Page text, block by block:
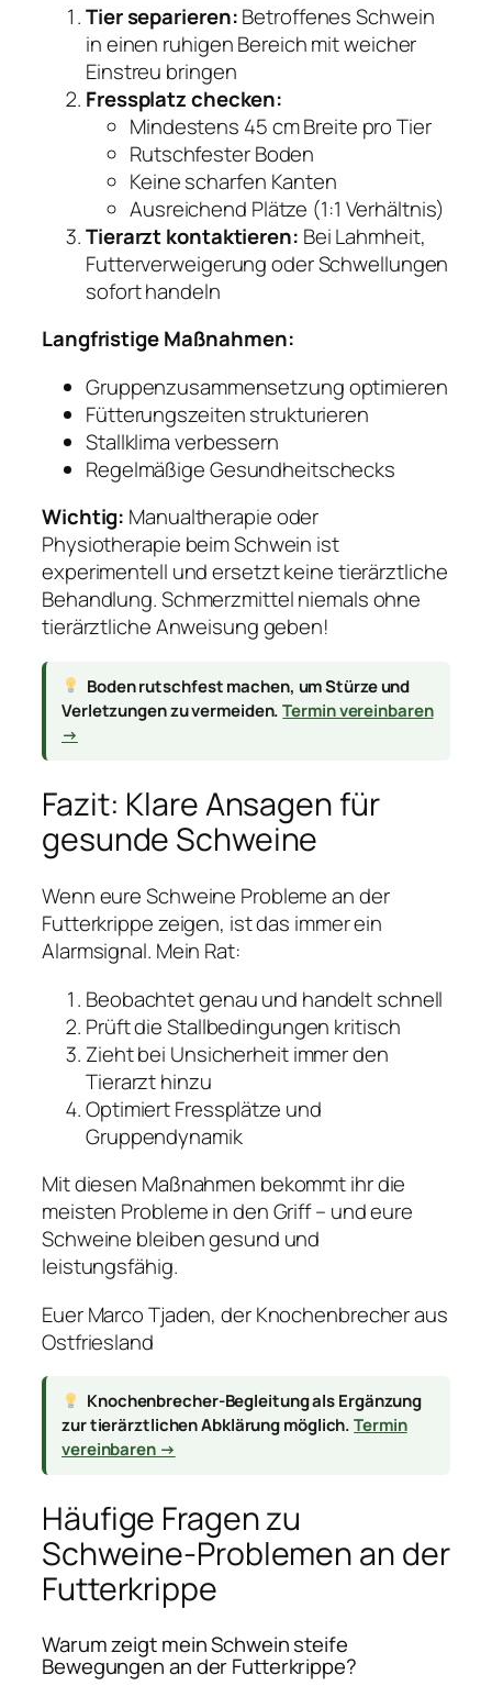
Tier separieren:Betroffenes Schwein
in einen ruhigen Bereich mit weicher
Einstreu bringen
Fressplatz checken:
Mindestens 45 cm Breite pro Tier
Rutschfester Boden
Keine scharfen Kanten
Ausreichend Plätze (1:1 Verhältnis)
Tierarzt kontaktieren: Bei Lahmheit,
Futterverweigerung oder Schwellungen
sofort handeln
Langfristige Maßnahmen:
Gruppenzusammensetzung optimieren
Fütterungszeiten strukturieren
Stallklima verbessern
Regelmäßige Gesundheitschecks
Wichtig: Manualtherapie oder
Physiotherapie beim Schwein ist
experimentell und ersetzt keine tierärztliche
Behandlung. Schmerzmittel niemals ohne
tierärztliche Anweisung geben!
Boden rutschfest machen, um Stürze und
Verletzungen zu vermeiden. Termin vereinbaren
→
Fazit: Klare Ansagen für
gesunde Schweine
Wenn eure Schweine Probleme an der
Futterkrippe zeigen, ist das immer ein
Alarmsignal. Mein Rat:
Beobachtet genau und handelt schnell
Prüft die Stallbedingungen kritisch
Zieht bei Unsicherheit immer den
Tierarzt hinzu
Optimiert Fressplätze und
Gruppendynamik
Mit diesen Maßnahmen bekommt ihr die
meisten Probleme in den Griff – und eure
Schweine bleiben gesund und
leistungsfähig.
Euer Marco Tjaden, der Knochenbrecher aus
Ostfriesland
Knochenbrecher-Begleitung als Ergänzung
zur tierärztlichen Abklärung möglich. Termin
vereinbaren →
Häufige Fragen zu
Schweine-Problemen an der
Futterkrippe
Warum zeigt mein Schwein steife
Bewegungen an der Futterkrippe?